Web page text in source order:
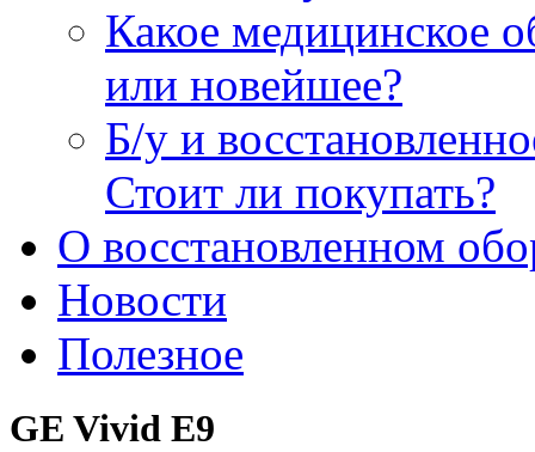
Какое медицинское
или новейшее?
Б/у и
Стоит ли покупать?
О восстановленном
Новости
Полезное
GE Vivid E9